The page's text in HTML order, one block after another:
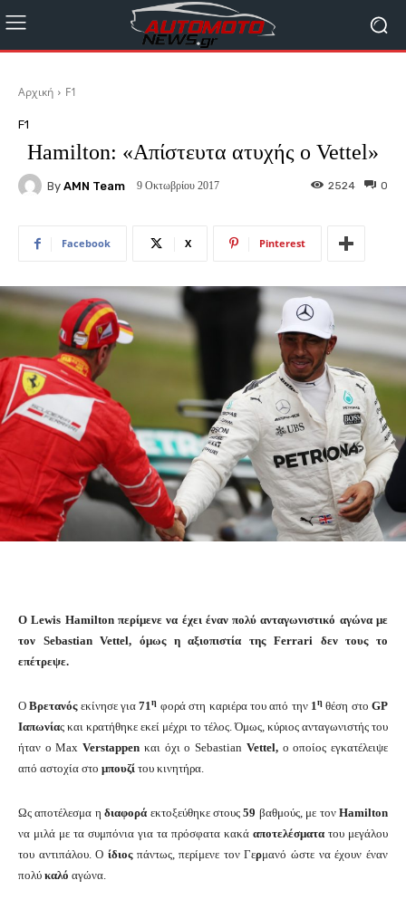
Αρχική F1
F1
Hamilton: «Απίστευτα ατυχής ο Vettel»
By AMN Team 9 Οκτωβρίου 2017 0
2524
Facebook X Pinterest
O Lewis Hamilton περίμενε να έχει έναν πολύ ανταγωνιστικό αγώνα με
τον Sebastian Vettel, όμως η αξιοπιστία της Ferrari δεν τους το
επέτρεψε.
ΟΒρετανόςεκίνησε για71η φορά στη καριέρα του από την 1η θέση στοGP
Ιαπωνίας και κρατήθηκε εκεί μέχρι το τέλος. Όμως, κύριος ανταγωνιστής του
ήταν ο MaxVerstappen και όχι ο Sebastian Vettel,ο οποίος εγκατέλειψε
από αστοχία στο μπουζί του κινητήρα.
Ως αποτέλεσμα ηδιαφορά εκτοξεύθηκε στους59 βαθμούς, με τονHamilton
να μιλά με τα συμπόνια για τα πρόσφατα κακά αποτελέσματα του μεγάλου
του αντιπάλου. Ο ίδιοςπάντως, περίμενε τον Γερμανό ώστε να έχουν έναν
πολύ καλό αγώνα.